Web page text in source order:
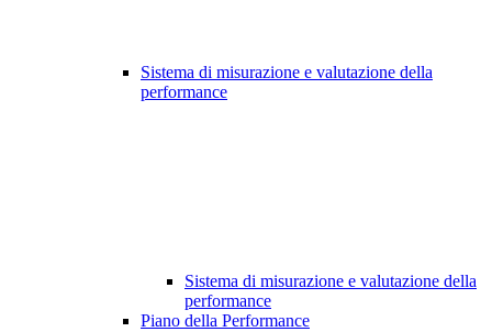
Sistema di misurazione e valutazione della
performance
Sistema di misurazione e valutazione della
performance
Piano della Performance